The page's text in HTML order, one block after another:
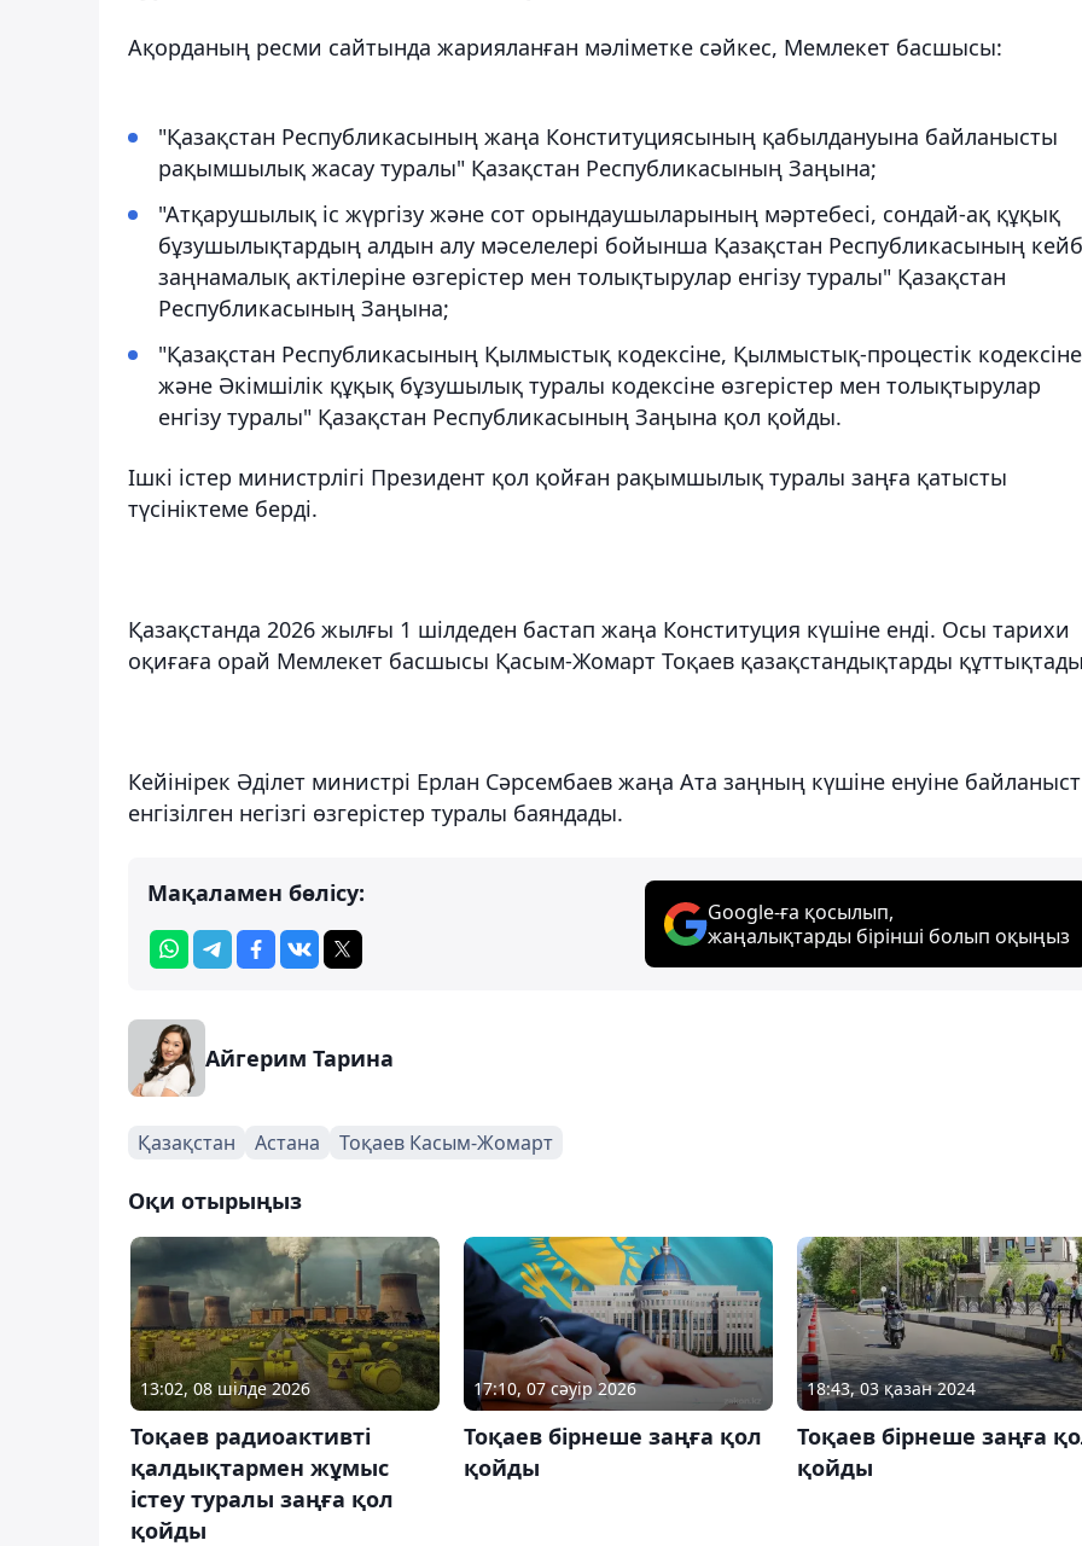
Ақорданың ресми сайтында жарияланған мәліметке сәйкес, Мемлекет басшысы:
"Қазақстан Республикасының жаңа Конституциясының қабылдануына байланысты
рақымшылық жасау туралы" Қазақстан Республикасының Заңына;
"Атқарушылық іс жүргізу және сот орындаушыларының мәртебесі, сондай-ақ құқық
бұзушылықтардың алдын алу мәселелері бойынша Қазақстан Республикасының
заңнамалық актілеріне өзгерістер мен толықтырулар енгізу туралы" Қазақстан
Республикасының Заңына;
"Қазақстан Республикасының Қылмыстық кодексіне, Қылмыстық-процестік кодексіне
және Әкімшілік құқық бұзушылық туралы кодексіне өзгерістер мен толықтырулар
енгізу туралы" Қазақстан Республикасының Заңына қол қойды.
Ішкі істер министрлігі Президент қол қойған рақымшылық туралы заңға қатысты
түсініктеме берді.
Қазақстанда 2026 жылғы 1 шілдеден бастап жаңа Конституция күшіне енді. Осы тарихи
оқиғаға орай Мемлекет басшысы Қасым-Жомарт Тоқаев қазақстандықтарды
Кейінірек Әділет министрі Ерлан Сәрсембаев жаңа Ата заңның күшіне енуіне
енгізілген негізгі өзгерістер туралы баяндады.
Мақаламен бөлісу:
Google-ға қосылып,
жаңалықтарды бірінші болып оқыңыз
Айгерим Тарина
Қазақстан Астана Тоқаев Касым-Жомарт
Оқи отырыңыз
13:02, 08 шілде 2026
Тоқаев радиоактивті
қалдықтармен жұмыс
істеу туралы заңға қол
қойды
17:10, 07 сәуір 2026
Тоқаев бірнеше заңға қол
қойды
18:43, 03 қазан 2024
Тоқаев бірнеше заңға
қойды